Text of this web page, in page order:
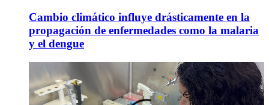
Cambio climático influye drásticamente en la
propagación de enfermedades como la malaria
y el dengue